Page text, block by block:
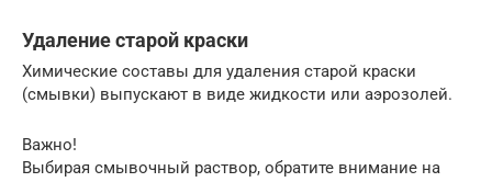
Удаление старой краски
Химические составы для удаления старой краски
(смывки) выпускают в виде жидкости или аэрозолей.
Важно!
Выбирая смывочный раствор, обратите внимание на